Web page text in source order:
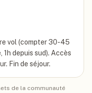
vol (compter 30-45
depuis sud). Accès
Fin de séjour.
de la communauté